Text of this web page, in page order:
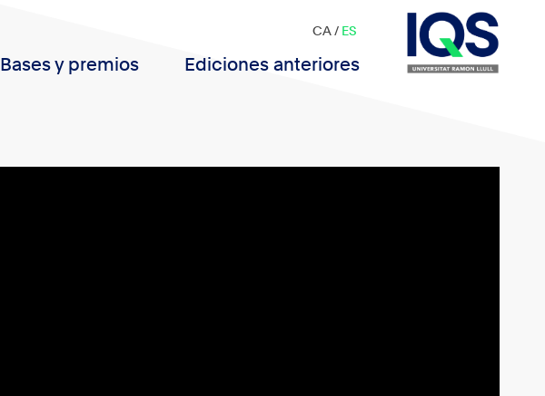
Bases y premios Ediciones anteriores
CA/ ES